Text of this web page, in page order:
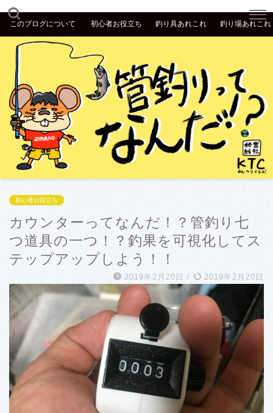
このブログについて 初心者お役立ち 釣り具あれこれ 釣り場あれこれ
初心者お役立ち
カウンターってなんだ！？管釣り七
つ道具の一つ！？釣果を可視化してス
テップアップしよう！！
2019年2月20日 / 2019年2月20日